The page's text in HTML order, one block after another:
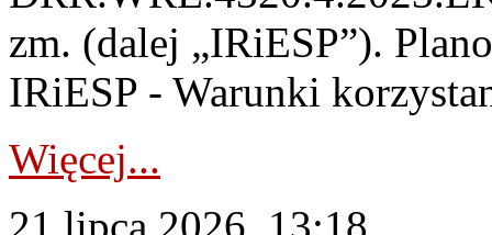
zm. (dalej „IRiESP”).
IRiESP - Warunki
Więcej...